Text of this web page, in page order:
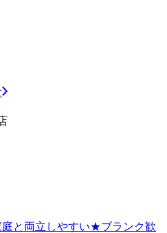
と両立しやすい★ブランク歓